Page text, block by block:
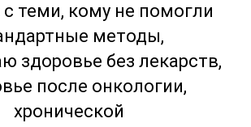
теми, кому не помогли
методы,
здоровье без лекарств,
после онкологии,
хронической